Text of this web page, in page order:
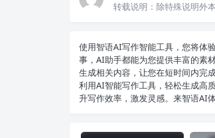
转载说明： 除特殊说明外
使用智语AI写作智能工具，您将体
事，AI助手都能为您提供丰富的素
生成相关内容，让您在短时间内完成
利用AI智能写作工具，轻松生成高
升写作效率，激发灵感。来智语AI